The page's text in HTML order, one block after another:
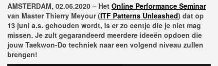
GRATIS PROEFLES
AMSTERDAM, 02.06.2020 – Het Online Performance Seminar
van Master Thierry Meyour (ITF Patterns Unleashed) dat op
13 juni a.s. gehouden wordt, is er zo eentje die je niet mag
missen. Je zult gegarandeerd meerdere ideeën opdoen die
jouw Taekwon-Do techniek naar een volgend niveau zullen
brengen!